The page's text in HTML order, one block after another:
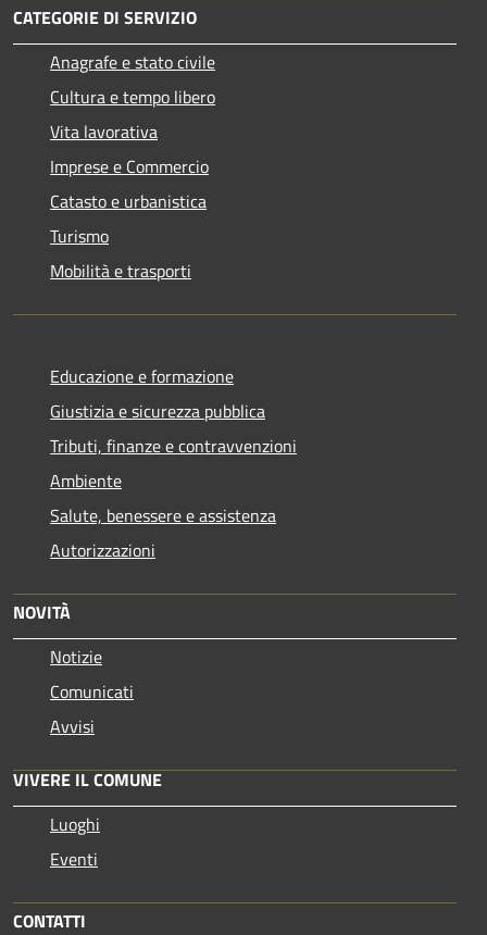
CATEGORIE DI SERVIZIO
Anagrafe e stato civile
Cultura e tempo libero
Vita lavorativa
Imprese e Commercio
Catasto e urbanistica
Turismo
Mobilità e trasporti
Educazione e formazione
Giustizia e sicurezza pubblica
Tributi, finanze e contravvenzioni
Ambiente
Salute, benessere e assistenza
Autorizzazioni
NOVITÀ
Notizie
Comunicati
Avvisi
VIVERE IL COMUNE
Luoghi
Eventi
CONTATTI